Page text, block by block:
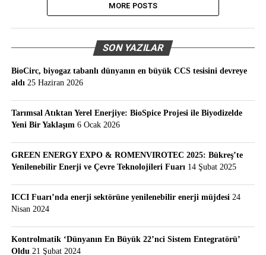
MORE POSTS
SON YAZILAR
BioCirc, biyogaz tabanlı dünyanın en büyük CCS tesisini devreye
aldı 25 Haziran 2026
Tarımsal Atıktan Yerel Enerjiye: BioSpice Projesi ile Biyodizelde
Yeni Bir Yaklaşım 6 Ocak 2026
GREEN ENERGY EXPO & ROMENVIROTEC 2025: Bükreş’te
Yenilenebilir Enerji ve Çevre Teknolojileri Fuarı 14 Şubat 2025
ICCI Fuarı’nda enerji sektörüne yenilenebilir enerji müjdesi 24
Nisan 2024
Kontrolmatik ‘Dünyanın En Büyük 22’nci Sistem Entegratörü’
Oldu 21 Şubat 2024